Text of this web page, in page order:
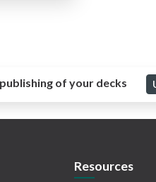
of your decks
Resources